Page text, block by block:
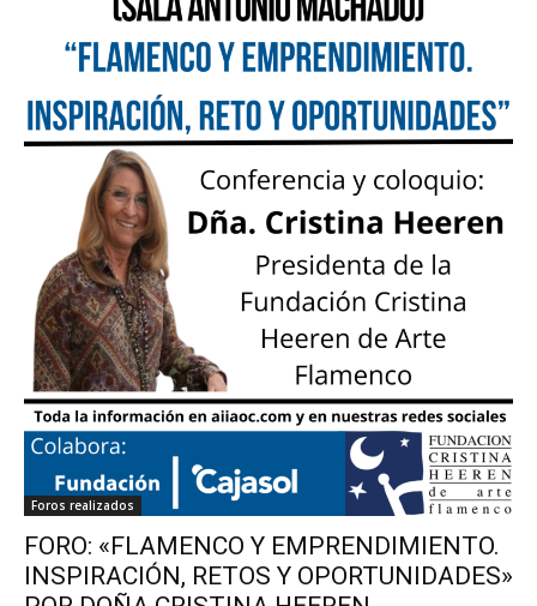
Foros realizados
FORO: «FLAMENCO Y EMPRENDIMIENTO.
INSPIRACIÓN, RETOS Y OPORTUNIDADES»